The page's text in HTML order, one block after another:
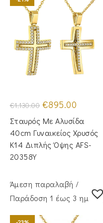
€1,130.00 Original
price
was:
€1,130.00.
€895.00
τιμή
είναι:
€895.00.
Σταυρός Mε Aλυσίδα
40cm Γυναικείος Χρυσός
Κ14 Διπλής Όψης AFS-
20358Y
Άμεση παραλαβή /
Παράδoση 1 έως 3 ημέρες